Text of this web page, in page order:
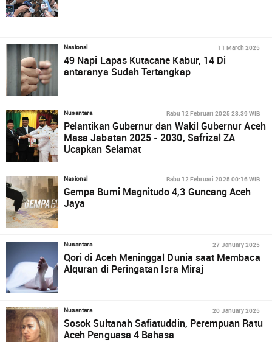
Nasional 11 March 2025
49 Napi Lapas Kutacane Kabur, 14 Di
antaranya Sudah Tertangkap
Nusantara Rabu 12 Februari 2025 23:39 WIB
Pelantikan Gubernur dan Wakil Gubernur Aceh
Masa Jabatan 2025 - 2030, Safrizal ZA
Ucapkan Selamat
Nasional Rabu 12 Februari 2025 00:16 WIB
Gempa Bumi Magnitudo 4,3 Guncang Aceh
Jaya
Nusantara 27 January 2025
Qori di Aceh Meninggal Dunia saat Membaca
Alquran di Peringatan Isra Miraj
Nusantara 20 January 2025
Sosok Sultanah Safiatuddin, Perempuan Ratu
Aceh Penguasa 4 Bahasa